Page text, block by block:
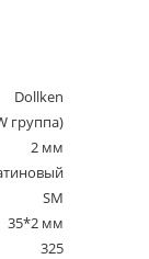
Dollken
группа)
2 мм
SM
35*2 мм
325